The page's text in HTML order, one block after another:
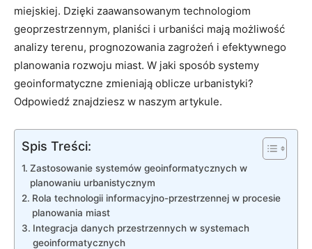
miejskiej. Dzięki zaawansowanym technologiom
‍geoprzestrzennym, planiści i urbaniści mają możliwość
analizy terenu, prognozowania zagrożeń​ i efektywnego⁢
planowania rozwoju miast. W jaki sposób systemy
geoinformatyczne zmieniają oblicze urbanistyki?
Odpowiedź znajdziesz w naszym​ artykule.
Spis Treści:
Zastosowanie ⁣systemów geoinformatycznych w
planowaniu urbanistycznym
Rola technologii informacyjno-przestrzennej w‍ procesie
planowania miast
Integracja danych przestrzennych w systemach
geoinformatycznych